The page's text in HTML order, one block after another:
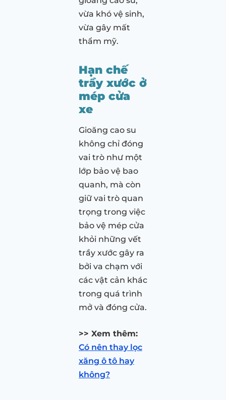
vừa khó vệ sinh,
vừa gây mất
thẩm mỹ.
Hạn chế
trầy xước ở
mép cửa
xe
Gioăng cao su
không chỉ đóng
vai trò như một
lớp bảo vệ bao
quanh, mà còn
giữ vai trò quan
trọng trong việc
bảo vệ mép cửa
khỏi những vết
trầy xước gây ra
bởi va chạm với
các vật cản khác
trong quá trình
mở và đóng cửa.
>> Xem thêm:
Có nên thay lọc
xăng ô tô hay
không?